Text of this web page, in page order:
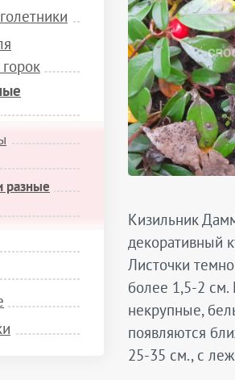
разные
Кизильник
декоративный
Листочки
более 1,5-2 см.
некрупные,
появляются
25-35 см., с